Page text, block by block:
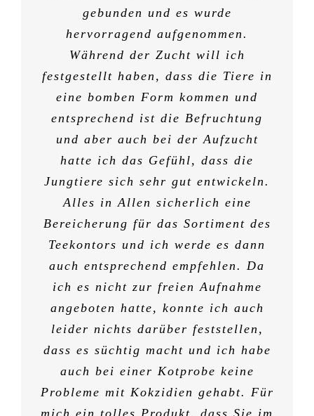
gebunden und es wurde
hervorragend aufgenommen.
Während der Zucht will ich
festgestellt haben, dass die Tiere in
eine bomben Form kommen und
entsprechend ist die Befruchtung
und aber auch bei der Aufzucht
hatte ich das Gefühl, dass die
Jungtiere sich sehr gut entwickeln.
Alles in Allen sicherlich eine
Bereicherung für das Sortiment des
Teekontors und ich werde es dann
auch entsprechend empfehlen. Da
ich es nicht zur freien Aufnahme
angeboten hatte, konnte ich auch
leider nichts darüber feststellen,
dass es süchtig macht und ich habe
auch bei einer Kotprobe keine
Probleme mit Kokzidien gehabt. Für
eine optimale, naturnahe
Versorgung unserer
Verkehrtflügelkröpfer. Über das
ganze Jahr top gesunde und vitale
Tauben und unsere Erfolge in der
Zucht und Ausstellung sind das
beste Argument für Ihre Produkte!
P. M. (Facebook Bewertung)
haben ein super Gefieder. Muß dazu
sagen das ich nicht auf Chemie
stehe.
Beratung. Die verstehen was von
der Taubenzucht und der
Versorgung der Tiere!!!!
passt und es ist eine gutes Team.
E. B. (Facebook Bewertung)
H. K. (Facebook Bewertung)
positiv angetan von Ihrem Stand
dort.
L.S.
Auftrag des Clubs unseren
herzlichsten Dank übermitteln.
H.-W. L. aus O.
Ich werde es weiter empfehlen!